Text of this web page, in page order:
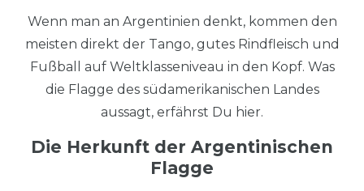
Wenn man an Argentinien denkt, kommen den
meisten direkt der Tango, gutes Rindfleisch und
Fußball auf Weltklasseniveau in den Kopf. Was
die Flagge des südamerikanischen Landes
aussagt, erfährst Du hier.
Die Herkunft der Argentinischen
Flagge